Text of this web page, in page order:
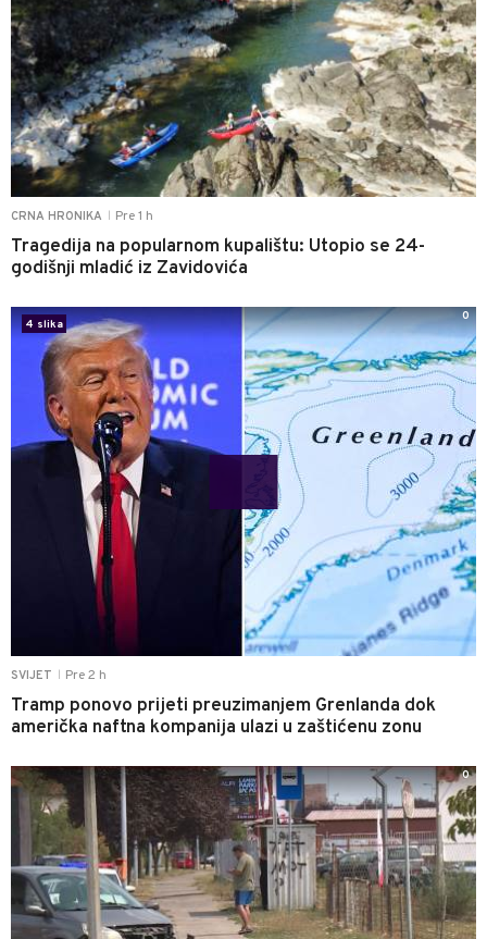
CRNA HRONIKA Pre 1 h
Tragedija na popularnom kupalištu: Utopio se 24-
godišnji mladić iz Zavidovića
SVIJET Pre 2 h
Tramp ponovo prijeti preuzimanjem Grenlanda dok
američka naftna kompanija ulazi u zaštićenu zonu
4 slika
0
0